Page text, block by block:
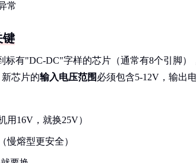
常
键
标有"DC-DC"字样的芯片（通常有8个引脚
芯片的输入电压范围 必须包含5-12V，输出
用16V，就换25V）
慢熔型更安全）